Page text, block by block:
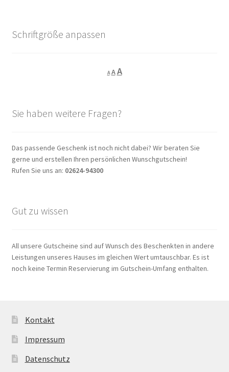
Schriftgröße anpassen
A
Decrease
font
A Reset
AIncrease
Sie haben weitere Fragen?
Das passende Geschenk ist noch nicht dabei? Wir beraten Sie
gerne und erstellen Ihren persönlichen Wunschgutschein!
Rufen Sie uns an: 02624-94300
Gut zu wissen
All unsere Gutscheine sind auf Wunsch des Beschenkten in andere
Leistungen unseres Hauses im gleichen Wert umtauschbar. Es ist
noch keine Termin Reservierung im Gutschein-Umfang enthalten.
Kontakt
Impressum
Datenschutz